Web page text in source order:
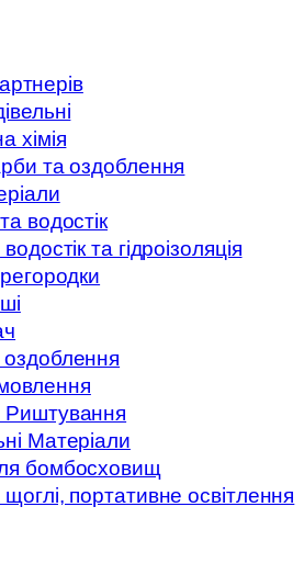
хімія
та оздоблення
водостік
та гідроізоляція
Риштування
Матеріали
бомбосховищ
портативне освітлення